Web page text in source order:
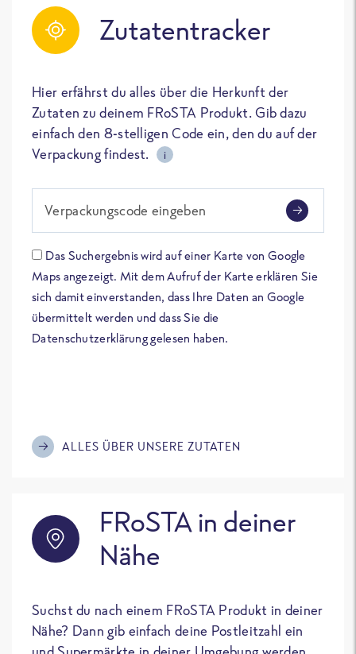
Zutatentracker
Hier erfährst du alles über die Herkunft der
Zutaten zu deinem FRoSTA Produkt. Gib dazu
einfach den 8-stelligen Code ein, den du auf der
Verpackung findest.
i
Verpackungscode eingeben
Das Suchergebnis wird auf einer Karte von Google
Maps angezeigt. Mit dem Aufruf der Karte erklären Sie
sich damit einverstanden, dass Ihre Daten an Google
übermittelt werden und dass Sie die
Datenschutzerklärung gelesen haben.
ALLES ÜBER UNSERE ZUTATEN
FRoSTA in deiner
Nähe
Suchst du nach einem FRoSTA Produkt in deiner
Nähe? Dann gib einfach deine Postleitzahl ein